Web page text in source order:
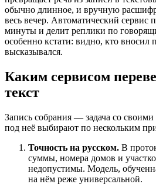
обычно длинное, и вручную
весь вечер. Автоматический сервис
минуты и делит реплики по
особенно кстати: видно, кто вносил
высказывался.
Каким сервисом
текст
Запись собрания — задача со
под неё выбирают по нескольким
Точность на русском. В
суммы, номера домов и
недопустимы. Модель,
на нём реже универсальной.